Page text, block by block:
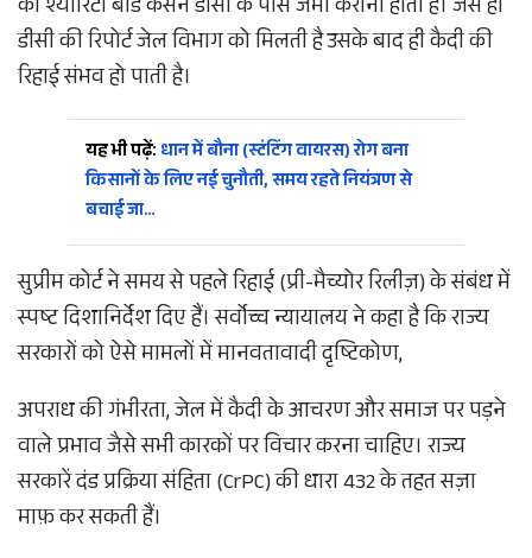
का श्योरिटी बांड कंसर्न डीसी के पास जमा कराना होता है। जैसे ही
डीसी की रिपोर्ट जेल विभाग को मिलती है उसके बाद ही कैदी की
रिहाई संभव हो पाती है।
यह भी पढ़ें: धान में बौना (स्टंटिंग वायरस) रोग बना
किसानों के लिए नई चुनौती, समय रहते नियंत्रण से
बचाई जा…
​सुप्रीम कोर्ट ने समय से पहले रिहाई (प्री-मैच्योर रिलीज़) के संबंध में
स्पष्ट दिशानिर्देश दिए हैं। सर्वोच्च न्यायालय ने कहा है कि राज्य
सरकारों को ऐसे मामलों में मानवतावादी दृष्टिकोण,
अपराध की गंभीरता, जेल में कैदी के आचरण और समाज पर पड़ने
वाले प्रभाव जैसे सभी कारकों पर विचार करना चाहिए। राज्य
सरकारें दंड प्रक्रिया संहिता (CrPC) की धारा 432 के तहत सज़ा
माफ़ कर सकती हैं।